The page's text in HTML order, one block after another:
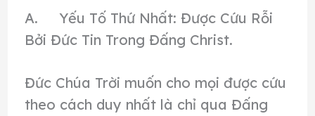
A. Yếu Tố Thứ Nhất: Được Cứu Rỗi
Bởi Đức Tin Trong Đấng Christ.
Đức Chúa Trời muốn cho mọi được cứu
theo cách duy nhất là chỉ qua Đấng